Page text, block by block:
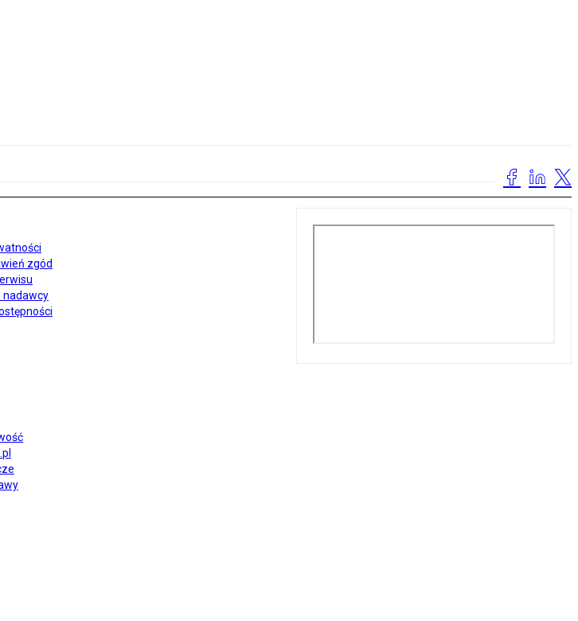
zgód
nadawcy